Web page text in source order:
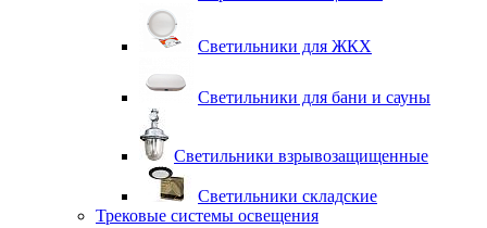
Светильники для ЖКХ
Светильники для бани и сауны
Светильники взрывозащищенные
Светильники складские
Трековые системы освещения